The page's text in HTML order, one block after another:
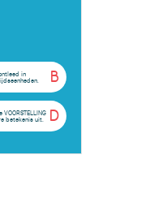
B
in
D
betekenis uit.